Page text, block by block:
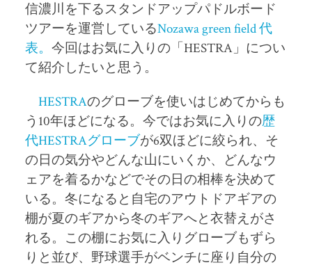
信濃川を下るスタンドアップパドルボード
ツアーを運営しているNozawa green field代
表。 今回はお気に入りの「HESTRA」につい
て紹介したいと思う。
HESTRAのグローブを使いはじめてからも
う10年ほどになる。今ではお気に入りの歴
代HESTRAグローブが6双ほどに絞られ、そ
の日の気分やどんな山にいくか、どんなウ
ェアを着るかなどでその日の相棒を決めて
いる。冬になると自宅のアウトドアギアの
棚が夏のギアから冬のギアへと衣替えがさ
れる。この棚にお気に入りグローブもずら
りと並び、野球選手がベンチに座り自分の